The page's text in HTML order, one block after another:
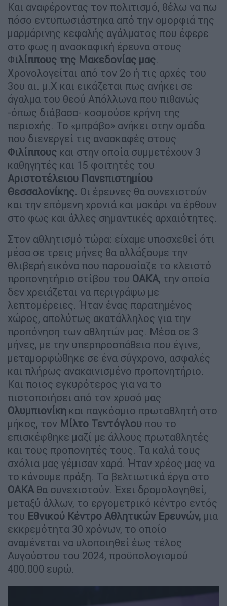
Και αναφέροντας τον πολιτισμό, θέλω να πω
πόσο εντυπωσιάστηκα από την ομορφιά της
μαρμάρινης κεφαλής αγάλματος που έφερε
στο φως η ανασκαφική έρευνα στους
Φιλίππους της Μακεδονίας μας.
Χρονολογείται από τον 2ο ή τις αρχές του
3ου αι. μ.Χ και εικάζεται πως ανήκει σε
άγαλμα του θεού Απόλλωνα που πιθανώς
-όπως διάβασα- κοσμούσε κρήνη της
περιοχής. Το «μπράβο» ανήκει στην ομάδα
που διενεργεί τις ανασκαφές στους
Φιλίππους και στην οποία συμμετέχουν 3
καθηγητές και 15 φοιτητές του
Αριστοτέλειου Πανεπιστημίου
Θεσσαλονίκης. Οι έρευνες θα συνεχιστούν
και την επόμενη χρονιά και μακάρι να έρθουν
στο φως και άλλες σημαντικές αρχαιότητες.
Στον αθλητισμό τώρα: είχαμε υποσχεθεί ότι
μέσα σε τρεις μήνες θα αλλάξουμε την
θλιβερή εικόνα που παρουσίαζε το κλειστό
προπονητήριο στίβου του ΟΑΚΑ, την οποία
δεν χρειάζεται να περιγράψω με
λεπτομέρειες. Ήταν ένας παρατημένος
χώρος, απολύτως ακατάλληλος για την
προπόνηση των αθλητών μας. Μέσα σε 3
μήνες, με την υπερπροσπάθεια που έγινε,
μεταμορφώθηκε σε ένα σύγχρονο, ασφαλές
και πλήρως ανακαινισμένο προπονητήριο.
Και ποιος εγκυρότερος για να το
πιστοποιήσει από τον χρυσό μας
Ολυμπιονίκη και παγκόσμιο πρωταθλητή στο
μήκος, τον Μίλτο Τεντόγλου που το
επισκέφθηκε μαζί με άλλους πρωταθλητές
και τους προπονητές τους. Τα καλά τους
σχόλια μας γέμισαν χαρά. Ήταν χρέος μας να
το κάνουμε πράξη. Τα βελτιωτικά έργα στο
ΟΑΚΑθα συνεχιστούν. Έχει δρομολογηθεί,
μεταξύ άλλων, το εργομετρικό κέντρο εντός
του Εθνικού Κέντρο Αθλητικών Ερευνών, μια
εκκρεμότητα 30 χρόνων, το οποίο
αναμένεται να υλοποιηθεί έως τέλος
Αυγούστου του 2024, προϋπολογισμού
400.000 ευρώ.